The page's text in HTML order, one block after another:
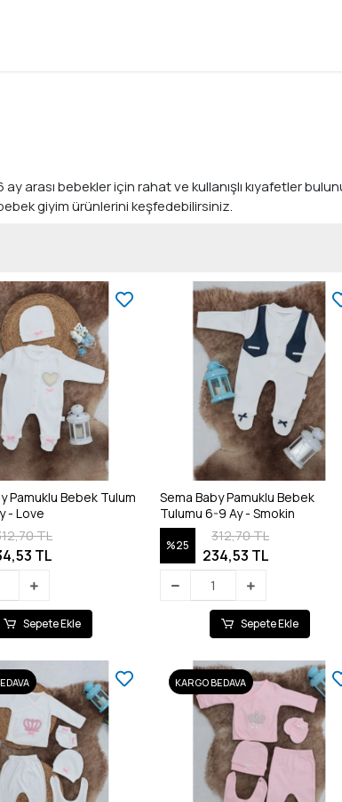
arası bebekler için rahat ve kullanışlı kıyafetler
giyim ürünlerini keşfedebilirsiniz.
Pamuklu Bebek Tulum
- Love
TL
TL
Sepete Ekle
Sema Baby Pamuklu Bebek
Tulumu 6-9 Ay - Smokin
%25
312,70 TL
234,53 TL
Sepete Ekle
KARGO BEDAVA